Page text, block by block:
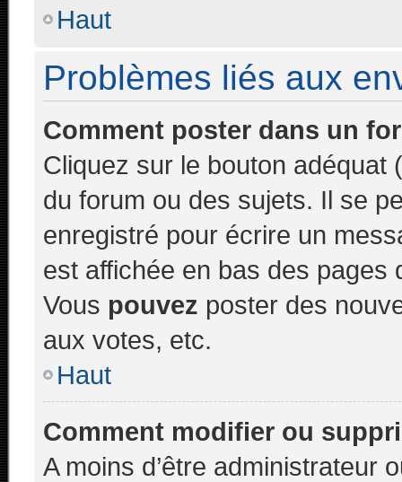
Haut
Problèmes liés aux
Comment poster dans un
Cliquez sur le bouton adéquat
du forum ou des sujets. Il se
enregistré pour écrire un
est affichée en bas des
Vous pouvez poster des
aux votes, etc.
Haut
Comment modifier ou
A moins d’être administrateur